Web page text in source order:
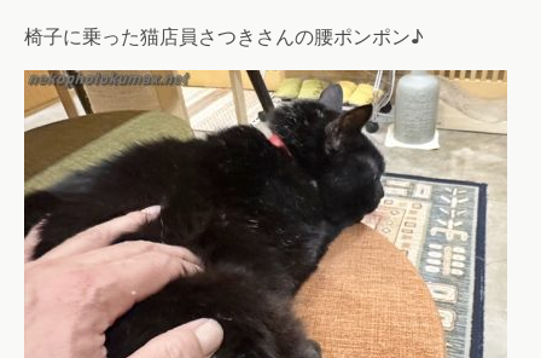
椅子に乗った猫店員さつきさんの腰ポンポン♪